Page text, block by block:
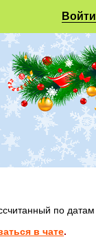
по датам
в чате.